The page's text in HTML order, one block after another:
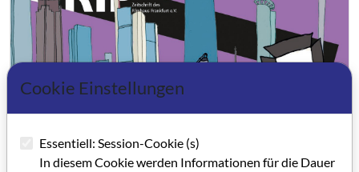
Cookie Einstellungen
Essentiell: Session-Cookie (s)
In diesem Cookie werden Informationen für die Dauer